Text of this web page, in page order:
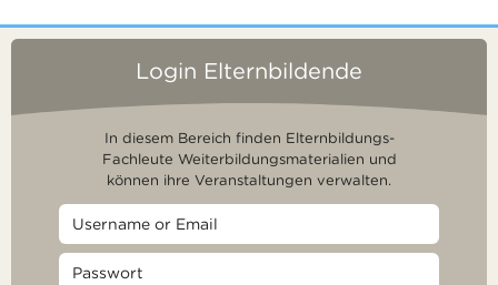
Login Elternbildende
In diesem Bereich finden Elternbildungs-
Fachleute Weiterbildungsmaterialien und
können ihre Veranstaltungen verwalten.